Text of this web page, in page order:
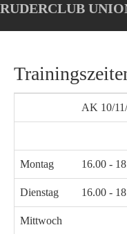
Oops, an error occurred!
main
RUDERCLUB
AK 10/
Montag 16.00 -
Dienstag 16.00 -
Mittwoch